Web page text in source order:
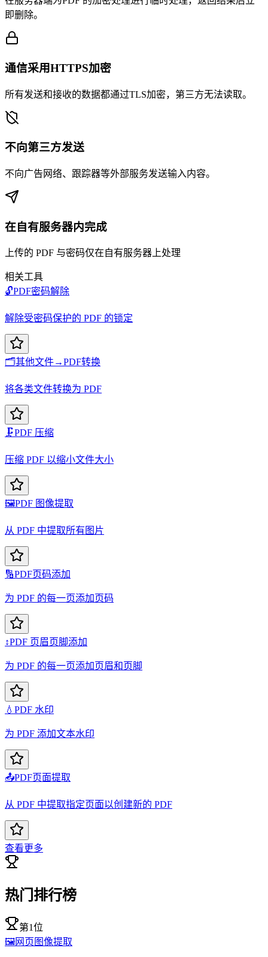
即删除。
通信采用HTTPS加密
所有发送和接收的数据都通过TLS加密，第三方无法读取。
不向第三方发送
不向广告网络、跟踪器等外部服务发送输入内容。
在自有服务器内完成
上传的 PDF 与密码仅在自有服务器上处理
相关工具
🔓PDF密码解除
解除受密码保护的 PDF 的锁定
🗂️其他文件→PDF转换
将各类文件转换为 PDF
🗜️PDF 压缩
压缩 PDF 以缩小文件大小
🖼️PDF 图像提取
从 PDF 中提取所有图片
🔢PDF页码添加
为 PDF 的每一页添加页码
↕️PDF 页眉页脚添加
为 PDF 的每一页添加页眉和页脚
💧 PDF 水印
为 PDF 添加文本水印
📤PDF页面提取
从 PDF 中提取指定页面以创建新的 PDF
查看更多
热门排行榜
第1位
🖼️网页图像提取